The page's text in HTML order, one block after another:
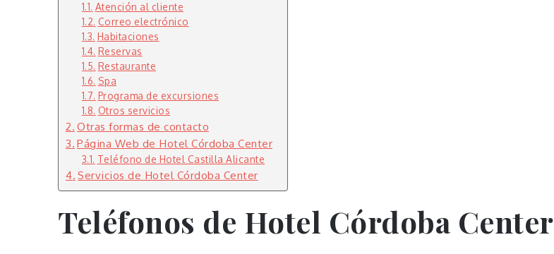
Atención al cliente
Correo electrónico
Habitaciones
Reservas
Restaurante
Spa
Programa de excursiones
Otros servicios
Otras formas de contacto
Página Web de Hotel Córdoba Center
Teléfono de Hotel Castilla Alicante
Servicios de Hotel Córdoba Center
Teléfonos de Hotel Córdoba Center